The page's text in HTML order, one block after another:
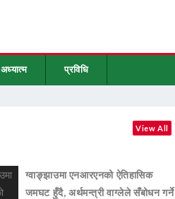
अध्यात्म प्रविधि
View All
ग्वाङ्झाउमा एनआरएनको ऐतिहासिक
जमघट हुँदै, अर्थमन्त्री वाग्लेले सँबोधन गर्ने